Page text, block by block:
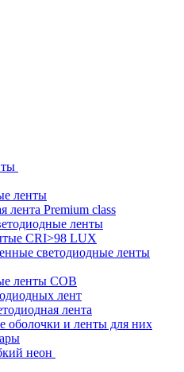
ленты
лента Premium class
ленты
CRI>98 LUX
светодиодные ленты
ленты COB
лент
лента
оболочки и ленты для них
неон